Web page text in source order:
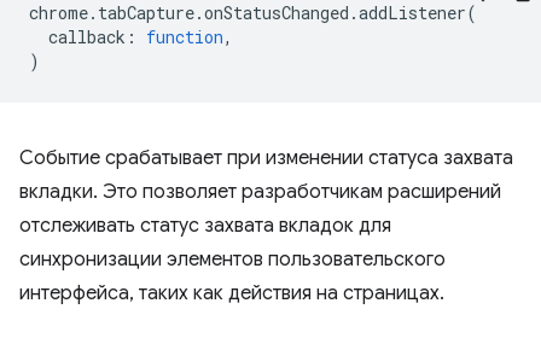
chrome. tabCapture.onStatusChanged .addListener(
callback : function,
)
Событие срабатывает при изменении статуса захвата
вкладки. Это позволяет разработчикам расширений
отслеживать статус захвата вкладок для
синхронизации элементов пользовательского
интерфейса, таких как действия на страницах.